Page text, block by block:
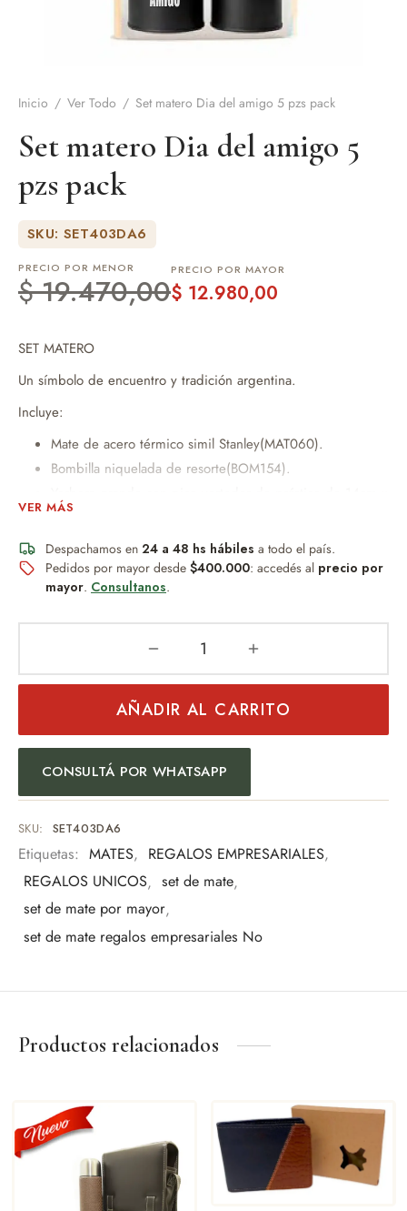
Inicio / Ver Todo / Set matero Dia del amigo 5 pzs pack
Set matero Dia del amigo 5
pzs pack
SKU: SET403DA6
PRECIO POR MENOR
$19.470,00
PRECIO POR MAYOR
$ 12.980,00
SET MATERO
Un símbolo de encuentro y tradición argentina.
Incluye:
Mate de acero térmico simil Stanley(MAT060).
Bombilla niquelada de resorte(BOM154).
8dm.
azucarera mediana con pico vertedor de prástico de
10cm x 8dm
Bolsa transportadora de plástico 25cm x 32cm.
Un obsequio distinguido que combina diseño, practicidad y
Ideal para:
Regalo empresarial
Uso personal
Eventos especiales
Amantes del mate
Una pieza pensada para quienes valoran lo
VER MÁS
Despachamos en 24 a 48 hs hábiles a todo el país.
Pedidos por mayor desde $400.000: accedés al precio por
mayor. Consultanos.
AÑADIR AL CARRITO
CONSULTÁ POR WHATSAPP
SKU: SET403DA6
Etiquetas: MATES, REGALOS EMPRESARIALES,
REGALOS UNICOS, set de mate,
set de mate por mayor,
set de mate regalos empresariales No
Productos relacionados
y accesorios